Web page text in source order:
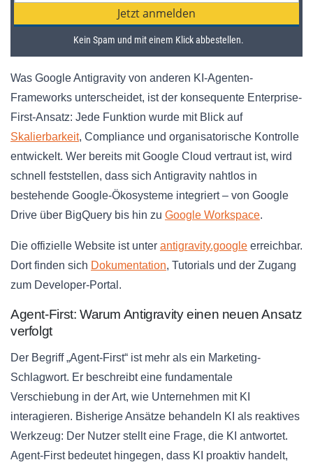
Was Google Antigravity von anderen KI-Agenten-
Frameworks unterscheidet, ist der konsequente Enterprise-
First-Ansatz: Jede Funktion wurde mit Blick auf
Skalierbarkeit, Compliance und organisatorische Kontrolle
entwickelt. Wer bereits mit Google Cloud vertraut ist, wird
schnell feststellen, dass sich Antigravity nahtlos in
bestehende Google-Ökosysteme integriert – von Google
Drive über BigQuery bis hin zu Google Workspace.
Die offizielle Website ist unter antigravity.google erreichbar.
Dort finden sich Dokumentation, Tutorials und der Zugang
zum Developer-Portal.
Agent-First: Warum Antigravity einen neuen Ansatz
verfolgt
Der Begriff „Agent-First“ ist mehr als ein Marketing-
Schlagwort. Er beschreibt eine fundamentale
Verschiebung in der Art, wie Unternehmen mit KI
interagieren. Bisherige Ansätze behandeln KI als reaktives
Werkzeug: Der Nutzer stellt eine Frage, die KI antwortet.
Agent-First bedeutet hingegen, dass KI proaktiv handelt,